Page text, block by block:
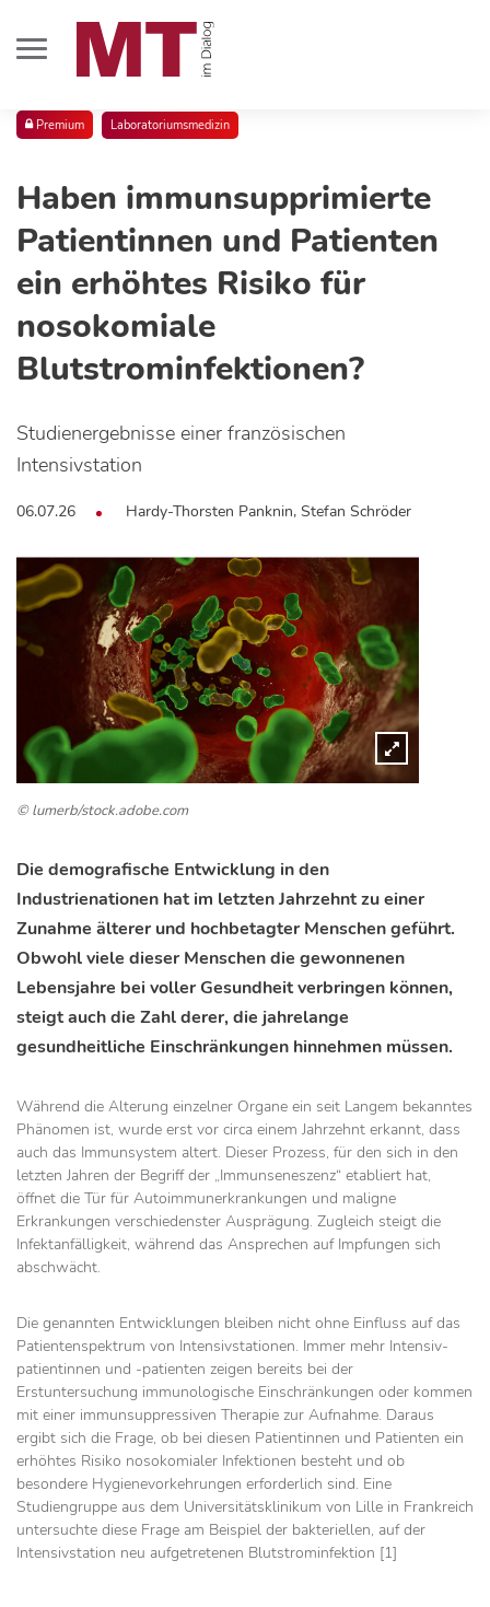
Premium Laboratoriumsmedizin
Haben immunsupprimierte
Patientinnen und Patienten
ein erhöhtes Risiko für
nosokomiale
Blutstrominfektionen?
Studienergebnisse einer französischen
Intensivstation
06.07.26 Hardy-Thorsten Panknin, Stefan Schröder
© lumerb/stock.adobe.com
Die demografische Entwicklung in den
Industrienationen hat im letzten Jahrzehnt zu einer
Zunahme älterer und hochbetagter Menschen geführt.
Obwohl viele dieser Menschen die gewonnenen
Lebensjahre bei voller Gesundheit verbringen können,
steigt auch die Zahl derer, die jahrelange
gesundheitliche Einschränkungen hinnehmen müssen.
Während die Alterung einzelner Organe ein seit Langem bekanntes
Phänomen ist, wurde erst vor circa einem Jahrzehnt erkannt, dass
auch das Immunsystem altert. Dieser Prozess, für den sich in den
letzten Jahren der Begriff der „Immunseneszenz“ etabliert hat,
öffnet die Tür für Autoimmun­erkrankungen und maligne
Erkrankungen verschiedenster Ausprägung. Zugleich steigt die
Infektanfälligkeit, während das Ansprechen auf Impfungen sich
abschwächt.
Die genannten Entwicklungen bleiben nicht ohne Einfluss auf das
Patientenspektrum von Intensivstationen. Immer mehr Intensiv­
patientinnen und -patienten zeigen bereits bei der
Erstuntersuchung immunologische Einschränkungen oder kommen
mit einer immunsuppressiven Therapie zur Aufnahme. Daraus
ergibt sich die Frage, ob bei diesen Patientinnen und Patienten ein
erhöhtes Risiko nosokomialer Infektionen besteht und ob
besondere Hygienevorkehrungen erforderlich sind. Eine
Studiengruppe aus dem Universitätsklinikum von Lille in Frankreich
untersuchte diese Frage am Beispiel der bakteriellen, auf der
Intensivstation neu aufgetretenen Blutstrominfektion [1]